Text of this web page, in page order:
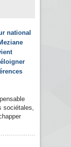
national
sociétales,